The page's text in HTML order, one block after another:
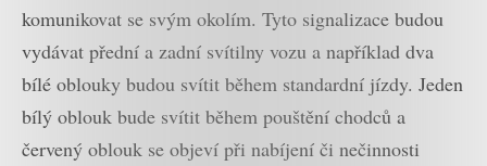
komunikovat se svým okolím. Tyto signalizace budou
vydávat přední a zadní svítilny vozu a například dva
bílé oblouky budou svítit během standardní jízdy. Jeden
bílý oblouk bude svítit během pouštění chodců a
červený oblouk se objeví při nabíjení či nečinnosti